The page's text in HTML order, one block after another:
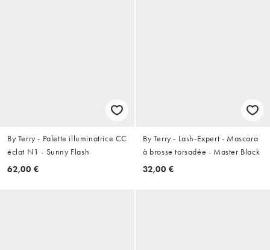
By Terry - Palette illuminatrice CC
éclat N1 - Sunny Flash
62,00 €
By Terry - Lash-Expert - Mascara
à brosse torsadée - Master Black
32,00 €